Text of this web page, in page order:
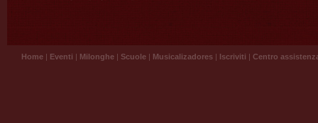
Home | Eventi | Milonghe | Scuole | Musicalizadores | Iscriviti | Centro